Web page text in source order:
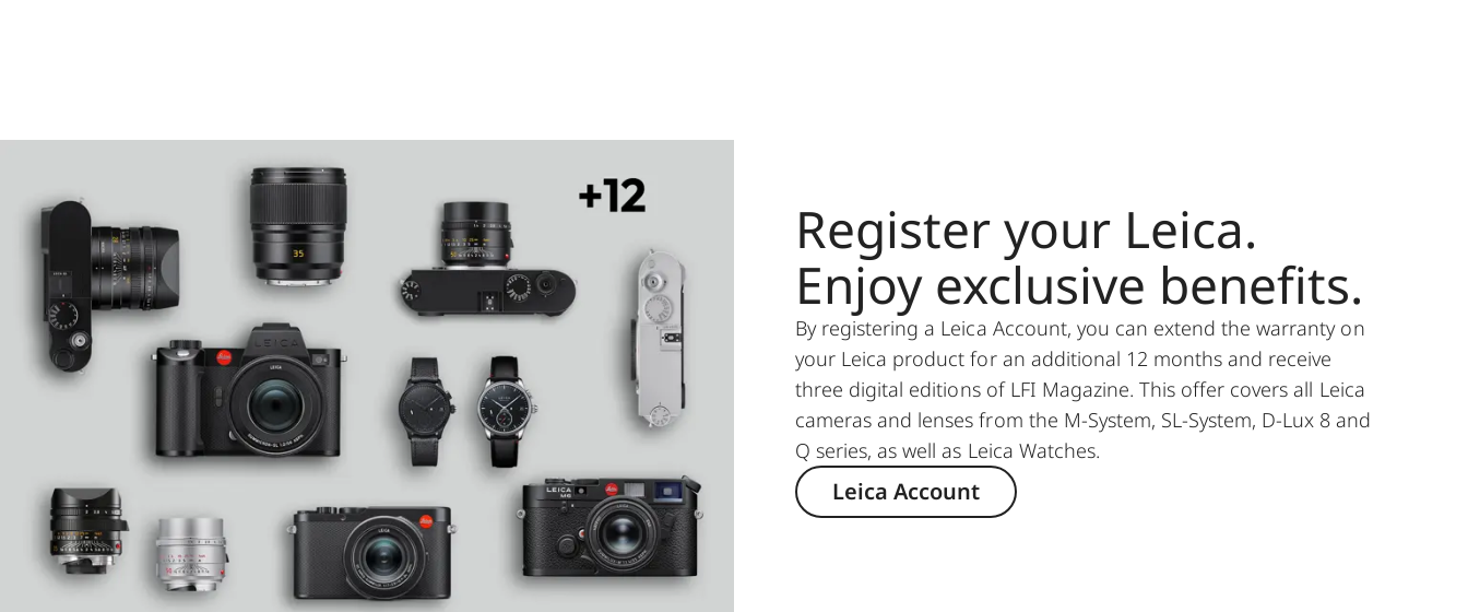
Register your Leica.
Enjoy exclusive benefits.
By registering a Leica Account, you can extend the warranty on
your Leica product for an additional 12 months and receive
three digital editions of LFI Magazine. This offer covers all Leica
cameras and lenses from the M-System, SL-System, D-Lux 8 and
Q series, as well as Leica Watches.
Leica Account